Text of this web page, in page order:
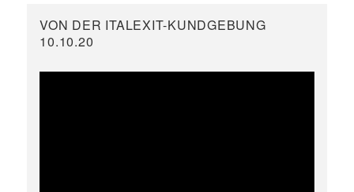
VON DER ITALEXIT-KUNDGEBUNG
10.10.20